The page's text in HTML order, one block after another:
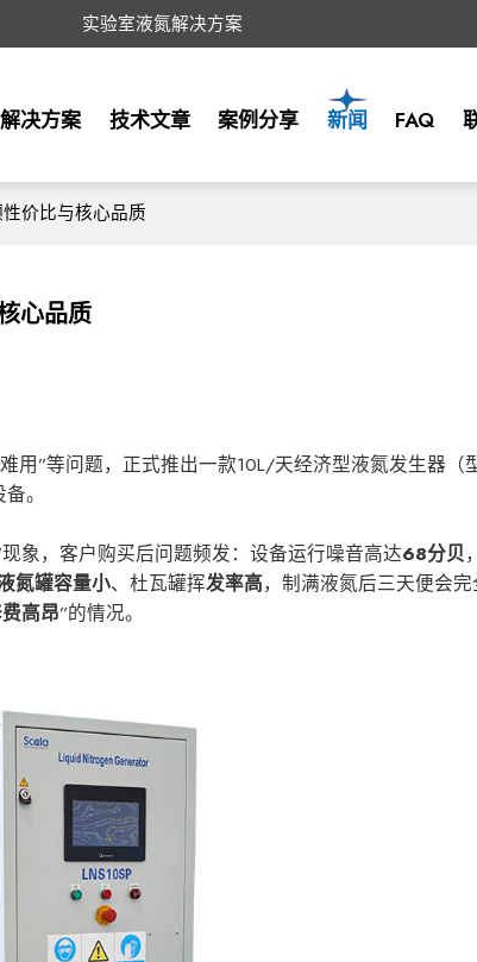
实验室液氮解决方案
解决方案 技术文章 案例分享 新闻 FAQ
价比与核心品质
心品质
”等问题，正式推出一款10L/天经济型液氮发生器（
。
象，客户购买后问题频发：设备运行噪音高达68分贝
氮罐容量小、杜瓦罐挥发率高，制满液氮后三天便会
高昂”的情况。